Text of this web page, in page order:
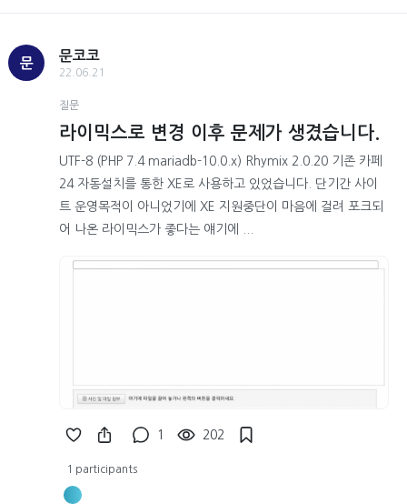
문
문코코
22.06.21
질문
라이믹스로 변경 이후 문제가 생겼습니다.
UTF-8 (PHP 7.4 mariadb-10.0.x) Rhymix 2.0.20 기존 카페
24 자동설치를 통한 XE로 사용하고 있었습니다. 단기간 사이
트 운영목적이 아니었기에 XE 지원중단이 마음에 걸려 포크되
어 나온 라이믹스가 좋다는 얘기에 ...
1 202
1 participants